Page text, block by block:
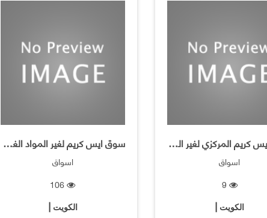
سوق ايس كريم المركزي لغير المواد الغذائية
اسواق
الكويت |
سوق ايس كريم لغير المواد الغذائية
اسواق
106
الكويت |